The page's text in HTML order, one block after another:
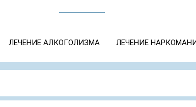
ЛЕЧЕНИЕ АЛКОГОЛИЗМА ЛЕЧЕНИЕ